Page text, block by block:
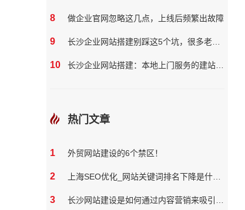
8 做企业官网忽略这几点，上线后频繁出故障
9
10
热门文章
1 外贸网站建设的6个禁区！
2
3